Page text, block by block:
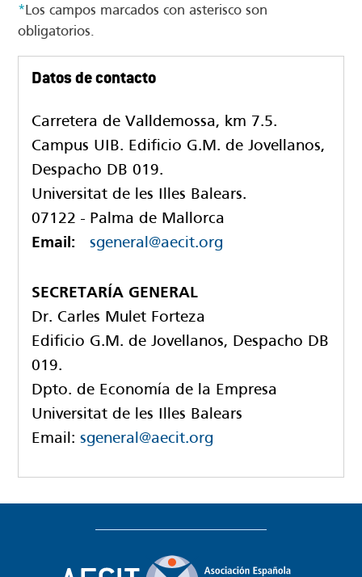
* Los campos marcados con asterisco son
obligatorios.
Datos de contacto
Carretera de Valldemossa, km 7.5.
Campus UIB. Edificio G.M. de Jovellanos,
Despacho DB 019.
Universitat de les Illes Balears.
07122 - Palma de Mallorca
Email:
sgeneral@aecit.org
SECRETARÍA GENERAL
Dr. Carles Mulet Forteza
Edificio G.M. de Jovellanos, Despacho DB
019.
Dpto. de Economía de la Empresa
Universitat de les Illes Balears
Email:sgeneral@aecit.org